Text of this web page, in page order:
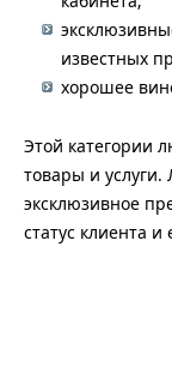
известных
хорошее
Этой категории
товары и услуги.
эксклюзивное
статус клиента